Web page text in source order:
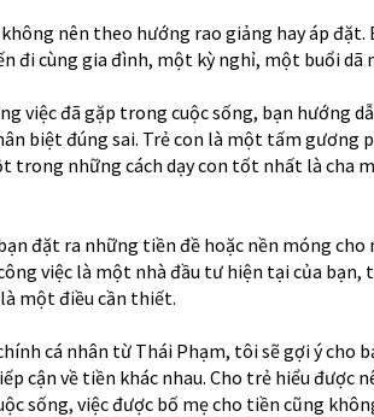
nên theo hướng rao giảng hay áp đặt.
đi cùng gia đình, một kỳ nghỉ, một buổi
việc đã gặp trong cuộc sống, bạn hướng
biệt đúng sai. Trẻ con là một tấm gương
trong những cách dạy con tốt nhất là cha
đặt ra những tiền đề hoặc nền móng cho
việc là một nhà đầu tư hiện tại của bạn,
một điều cần thiết.
cá nhân từ Thái Phạm, tôi sẽ gợi ý cho
cận về tiền khác nhau. Cho trẻ hiểu được
sống, việc được bố mẹ cho tiền cũng